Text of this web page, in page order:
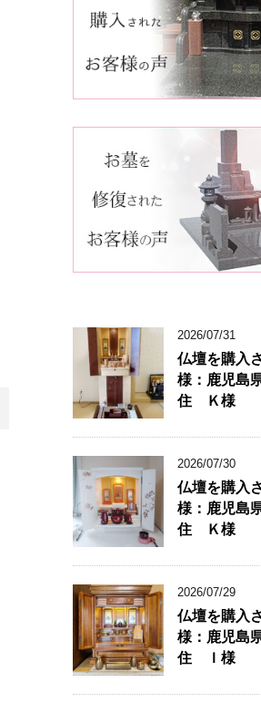
2026/07/31
仏壇を購入
様：鹿児島
住 Ｋ様
2026/07/30
仏壇を購入
様：鹿児島
住 Ｋ様
2026/07/29
仏壇を購入
様：鹿児島
住 Ｉ様